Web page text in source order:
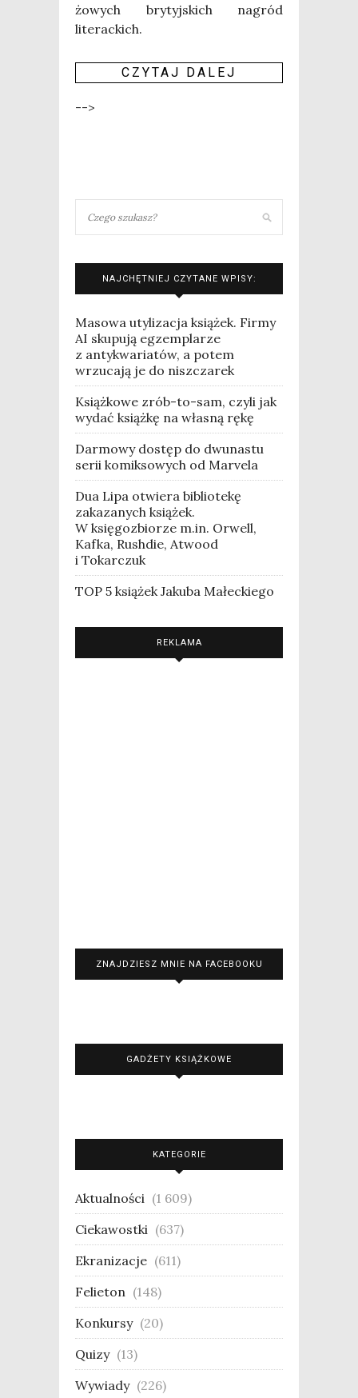
żo­wych bry­tyj­skich nagród
literackich.
CZY­TAJ DALEJ
-->
NAJCHĘTNIEJ CZYTANE WPISY:
Masowa utylizacja książek. Firmy
AI skupują egzemplarze
z antykwariatów, a potem
wrzucają je do niszczarek
Książkowe zrób-to-sam, czyli jak
wydać książkę na własną rękę
Darmowy dostęp do dwunastu
serii komiksowych od Marvela
Dua Lipa otwiera bibliotekę
zakazanych książek.
W księgozbiorze m.in. Orwell,
Kafka, Rushdie, Atwood
i Tokarczuk
TOP 5 książek Jakuba Małeckiego
REKLAMA
ZNAJDZIESZ MNIE NA FACEBOOKU
GADŻETY KSIĄŻKOWE
KATEGORIE
Aktualności (1 609)
Ciekawostki (637)
Ekranizacje (611)
Felieton (148)
Konkursy (20)
Quizy (13)
Wywiady (226)